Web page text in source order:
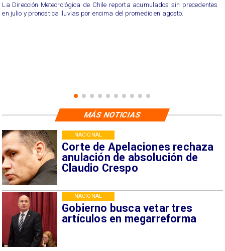
La Dirección Meteorológica de Chile reporta acumulados sin precedentes
en julio y pronostica lluvias por encima del promedio en agosto.
Corte de Apelaciones rechaza
anulación de absolución de
Claudio Crespo
NACIONAL
Gobierno busca vetar tres
artículos en megarreforma
NACIONAL
MÁS NOTICIAS